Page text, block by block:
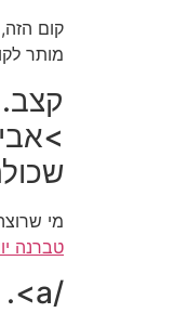
קום
מותר
קצב.
מי
טברנה
/a>.